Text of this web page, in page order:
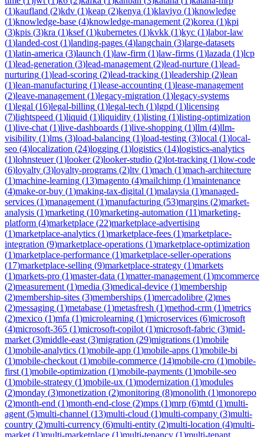
(1)kaufland (2)kdv (1)keap (2)kenya (1)klaviyo (1)knowledge
(1)knowledge-base (4)knowledge-management (2)korea (1)kpi
(3)kpis (3)kra (1)ksef(1)kubernetes (1)kvkk (1)kyc (1)labor-law
(1)landed-cost (1)landing-pages (4)langchain (3)large-datasets
(1)latin-america (3)launch (1)law-firm (1)law-firms (1)lazada (1)lcp
(1)lead-generation (3)lead-management (2)lead-nurture (1)lead-
nurturing (1)lead-scoring (2)lead-tracking (1)leadership (2)lean
(1)lean-manufacturing (1)lease-accounting (1)lease-management
(2)leave-management (1)legacy-migration (1)legacy-systems
(1)legal (16)legal-billing (1)legal-tech (1)lgpd (1)licensing
(7)lightspeed (1)liquid (1)liquidity (1)listing (1)listing-optimization
(1)live-chat (1)live-dashboards (1)live-shopping (1)llm (4)llm-
visibility (1)lms (3)load-balancing (1)load-testing (3)local (1)local-
seo (4)localization (24)logging (1)logistics (14)logistics-analytics
(1)lohnsteuer(1)looker(2)looker-studio (2)lot-tracking (1)low-code
(6)loyalty (3)loyalty-programs (2)ltv (1)mach (1)mach-architecture
(1)machine-learning (13)magento (4)mailchimp (1)maintenance
(4)make-or-buy (1)making-tax-digital (1)malaysia (1)managed-
services (1)management (1)manufacturing (53)margins (2)market-
analysis (1)marketing (10)marketing-automation (11)marketing-
platform (4)marketplace (22)marketplace-advertising
(1)marketplace-analytics (1)marketplace-fees (1)marketplace-
integration (9)marketplace-operations (1)marketplace-optimization
(1)marketplace-performance (1)marketplace-seller-operations
(17)marketplace-selling (9)marketplace-strategy (1)markets
(1)markets-pro (1)master-data (1)matter-management (1)mcommerce
(2)measurement (1)media (3)medical-device (1)membership
(2)membership-sites (3)memberships (1)mercadolibre (2)mes
(2)messaging (1)metabase (1)metasfresh (1)method-crm (1)metrics
(2)mexico (1)mfa (1)microlearning (1)microservices (6)microsoft
(4)microsoft-365 (1)microsoft-copilot (1)microsoft-fabric (3)mid-
market (3)middle-east (3)migration (29)migrations (1)mobile
(1)mobile-analytics (1)mobile-app (1)mobile-apps (1)mobile-bi
(1)mobile-checkout (1)mobile-commerce (14)mobile-cro (1)mobile-
first (1)mobile-optimization (1)mobile-payments (1)mobile-seo
(1)mobile-strategy (1)mobile-ux (1)modernization (1)modules
(2)monday (3)monetization (2)monitoring (8)monolith (1)monorepo
(2)month-end (1)month-end-close (2)mps (1)mrp (6)mtd (1)multi-
agent (5)multi-channel (13)multi-cloud (1)multi-company (3)multi-
country (2)multi-currency (6)multi-entity (2)multi-location (4)multi-
market (1)multi-marketplace (1)multi-tenancy (1)multi-tenant